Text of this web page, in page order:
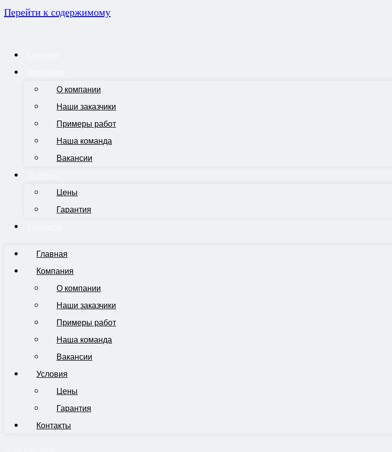
Перейти к содержимому
О компании
Наши заказчики
Примеры работ
Наша команда
Вакансии
Цены
Гарантия
Главная
Компания
О компании
Наши заказчики
Примеры работ
Наша команда
Вакансии
Условия
Цены
Гарантия
Контакты